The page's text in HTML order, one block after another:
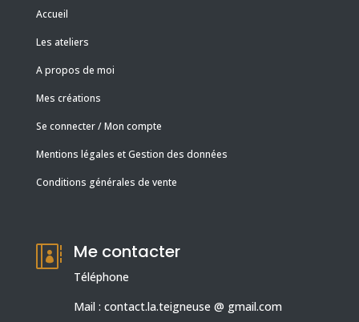
Accueil
Les ateliers
A propos de moi
Mes créations
Se connecter / Mon compte
Mentions légales et Gestion des données
Conditions générales de vente
 Me contacter
Téléphone
Mail : contact.la.teigneuse @ gmail.com